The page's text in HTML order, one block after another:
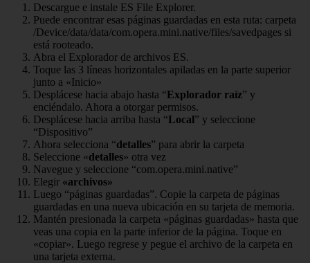
Descargue e instale ES File Explorer.
Puede encontrar esas páginas guardadas en esta ruta: carpeta
/Device/data/data/com.opera.mini.native/files/savedpages si
está rooteado.
Abra el Explorador de archivos ES.
Toque las 3 líneas horizontales apiladas en la parte superior
junto a «Inicio»
Desplácese hacia abajo hasta “Explorador raíz” y
enciéndalo. Ahora a otorgar permisos.
Desplácese hacia arriba hasta “Local” y seleccione
“Dispositivo”
Ahora selecciona “detalles” para abrir la carpeta
Seleccione «detalles» otra vez
Navegue y seleccione “com.opera.mini.native”
Elegir «archivos»
Luego “páginas guardadas”. Copie la carpeta de páginas
guardadas en una nueva ubicación en su tarjeta de memoria.
Mantén presionada la carpeta «páginas guardadas» hasta que
veas una copia en la parte inferior de la página. Toque en
«copiar». Luego regrese y pegue el archivo de la carpeta en
una tarjeta externa.